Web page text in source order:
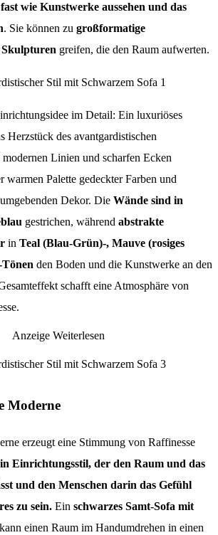
wie Kunstwerke aussehen und das
. Sie können zu großformatige
Skulpturen greifen, die den Raum aufwerten.
im Detail: Ein luxuriöses
Herzstück des avantgardistischen
Linien und scharfen Ecken
warmen Palette gedeckter Farben und
Dekor. Die Wände sind in
gestrichen, während abstrakte
in Teal (Blau-Grün)-, Mauve (rosiges
den Boden und die Kunstwerke an den
schafft eine Atmosphäre von
Anzeige Weiterlesen
Moderne
erzeugt eine Stimmung von Raffinesse
Einrichtungsstil, der den Raum und das
und den Menschen darin das Gefühl
zu sein. Ein schwarzes Samt-Sofa mit
kann einen Raum im Handumdrehen in einen